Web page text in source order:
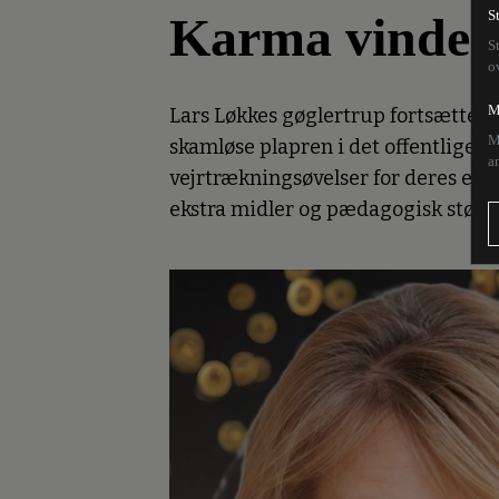
Karma vinder
Lars Løkkes gøglertrup fortsætter
skamløse plapren i det offentlige
vejrtrækningsøvelser for deres
ekstra midler og pædagogisk